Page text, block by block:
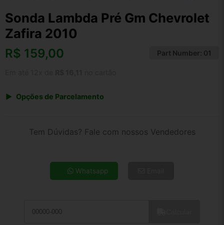
Sonda Lambda Pré Gm Chevrolet
Zafira 2010
R$ 159,00 Part Number: 01
Opções de Parcelamento
5x de R$ 35,71
6x de R$ 30,12
9x de R$ 20,79
Tem Dúvidas? Fale com nossos Vendedores
Whatsapp